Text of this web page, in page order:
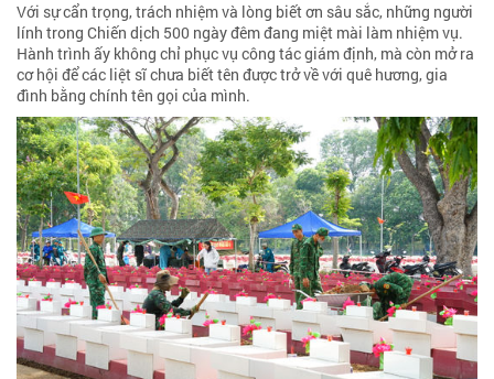
Với sự cẩn trọng, trách nhiệm và lòng biết ơn sâu sắc, những người
lính trong Chiến dịch 500 ngày đêm đang miệt mài làm nhiệm vụ.
Hành trình ấy không chỉ phục vụ công tác giám định, mà còn mở ra
cơ hội để các liệt sĩ chưa biết tên được trở về với quê hương, gia
đình bằng chính tên gọi của mình.